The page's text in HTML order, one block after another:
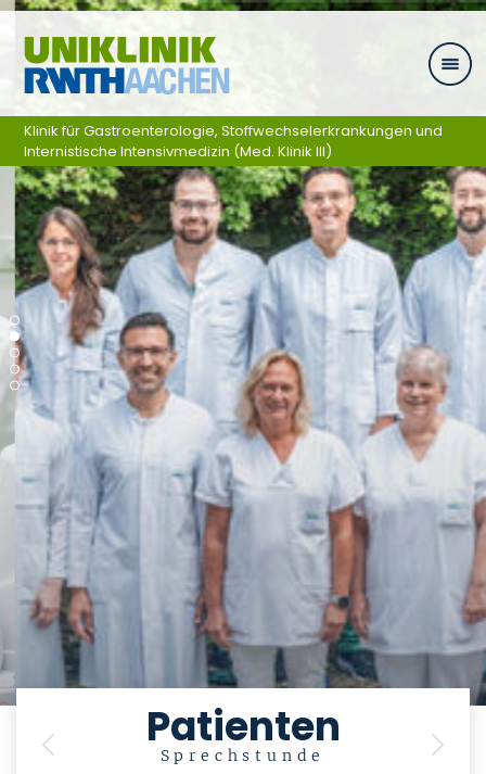
Skip navigation
Patienten
Sprechstunde
Previous Next
Klinik für Gastroenterologie, Stoffwechselerkrankungen und
Internistische Intensivmedizin (Med. Klinik III)